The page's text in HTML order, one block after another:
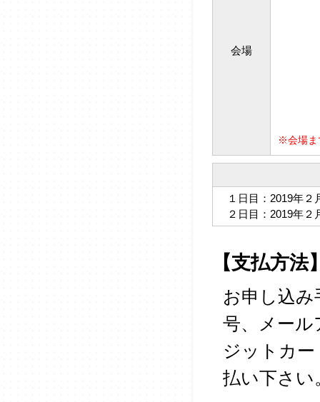
会場
※会場ま
１日目：2019年２
２日目：2019年
【支払方法
お申し込
号、メール
ジットカ
払い下さい